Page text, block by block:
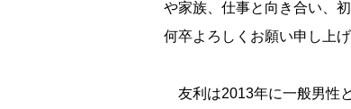
家族、仕事と向き合い、初
何卒よろしくお願い申し上
友利は2013年に一般男性